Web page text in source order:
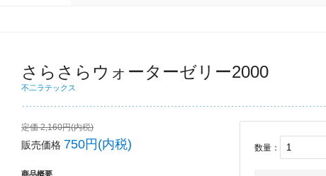
さらさらウォーターゼリー2000
不二ラテックス
定価 2,160円(内税)
販売価格 750円(内税)
商品概要
数量：